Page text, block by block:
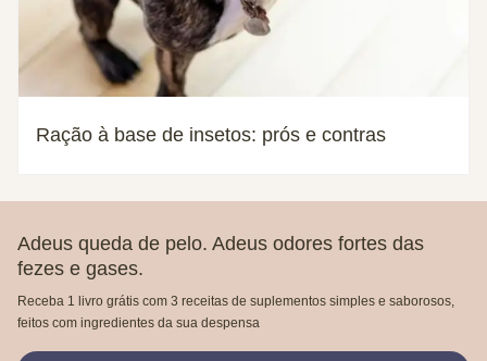
Ração à base de insetos: prós e contras
Adeus queda de pelo. Adeus odores fortes das
fezes e gases.
Receba 1 livro grátis com 3 receitas de suplementos simples e saborosos,
feitos com ingredientes da sua despensa